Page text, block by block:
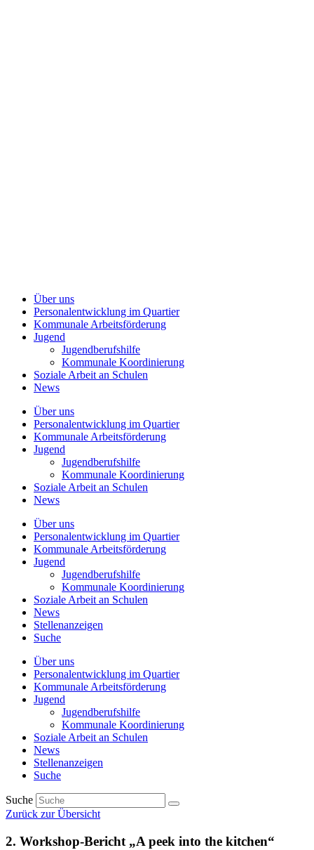
Über uns
Personalentwicklung im Quartier
Kommunale Arbeitsförderung
Jugend
Jugendberufshilfe
Kommunale Koordinierung
Soziale Arbeit an Schulen
News
Über uns
Personalentwicklung im Quartier
Kommunale Arbeitsförderung
Jugend
Jugendberufshilfe
Kommunale Koordinierung
Soziale Arbeit an Schulen
News
Über uns
Personalentwicklung im Quartier
Kommunale Arbeitsförderung
Jugend
Jugendberufshilfe
Kommunale Koordinierung
Soziale Arbeit an Schulen
News
Stellenanzeigen
Suche
Über uns
Personalentwicklung im Quartier
Kommunale Arbeitsförderung
Jugend
Jugendberufshilfe
Kommunale Koordinierung
Soziale Arbeit an Schulen
News
Stellenanzeigen
Suche
Suche
Zurück zur Übersicht
2. Workshop-Bericht „A peek into the kitchen“